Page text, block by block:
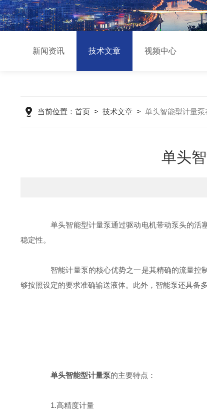
新闻资讯 技术文章 视频中心
当前位置： 首页> 技术文章> 单头智能型计量
单头
单头智能型计量泵通过驱动电机带动泵头的活塞
稳定性。
智能计量泵的核心优势之一是其精确的流量控制
够按照设定的要求准确输送液体。此外，智能泵还具备
单头智能型计量泵的主要特点：
1.高精度计量